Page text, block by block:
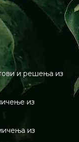
и решења из
из
из